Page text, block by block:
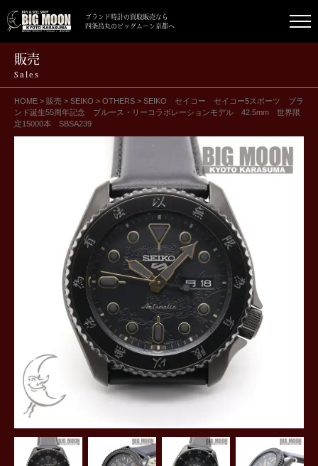
ブランド時計の買取販売なら
四条烏丸のビッグムーン京都へ
販売
Sales
HOME > 販売 > SEIKO > OTHERS > SEIKO セイコー セイコー5スポーツ ブラ
ンド誕生55周年記念 ブルース・リーコラボレーションモデル 42.5mm 世界限
定15000本 SBSA239